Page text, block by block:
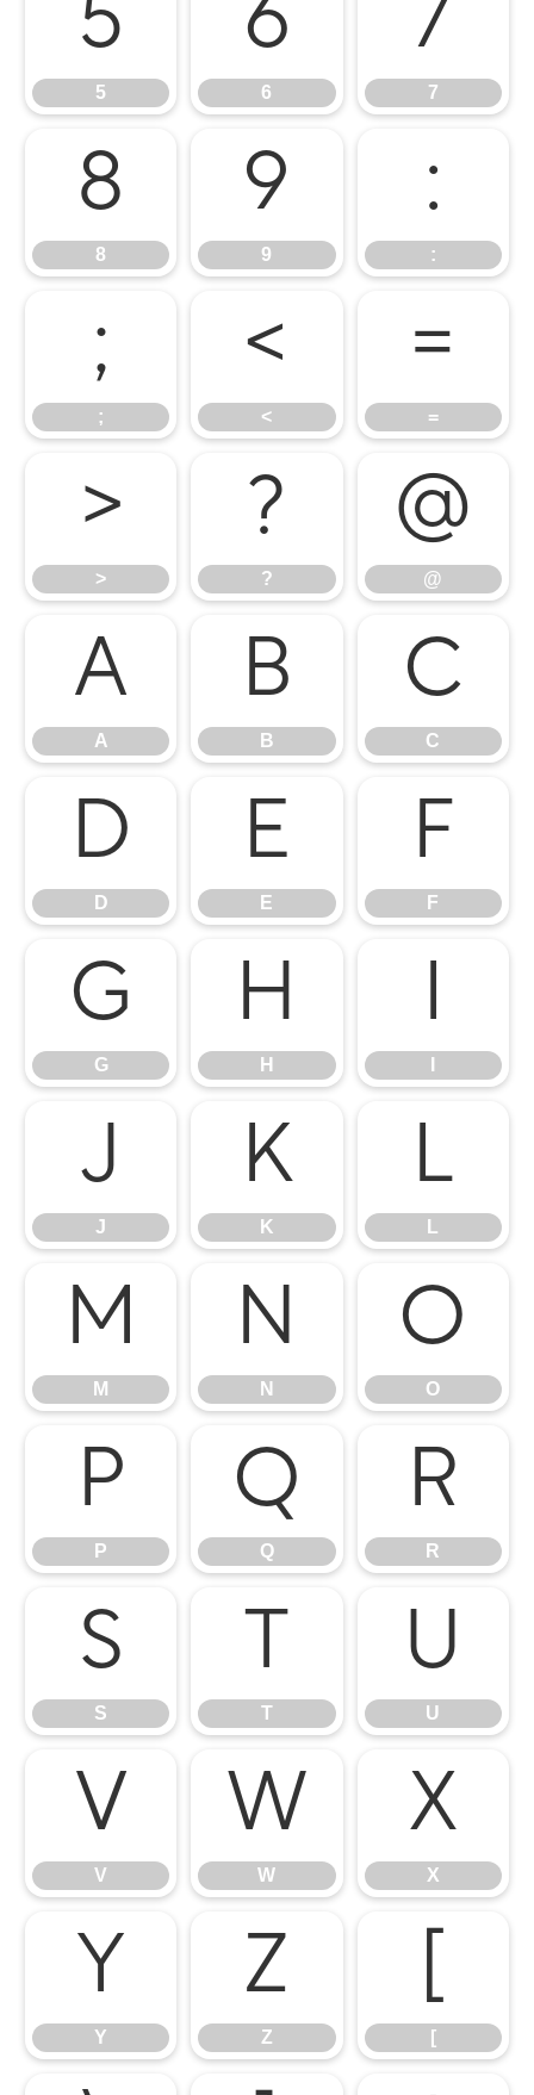
5
5
6
6
7
7
8
8
9
9
:
:
;
;
<
<
=
=
>
>
?
?
@
@
A
A
B
B
C
C
D
D
E
E
F
F
G
G
H
H
I
J
J
K
K
L
L
M
M
N
N
O
O
P
P
Q
Q
R
R
S
S
T
T
U
U
V
V
W
W
X
X
Y
Y
Z
Z [